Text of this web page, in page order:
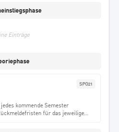
startet sowohl im Winter- als
Kooperationsunternehmen.
Einträge
SPO21
kommende Semester
für das jeweilige